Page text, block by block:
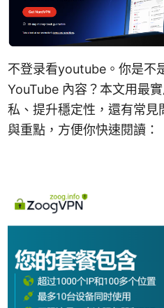
不登录看youtube。你是不
YouTube 內容？本文用最
私、提升穩定性，還有常見
與重點，方便你快速閱讀：